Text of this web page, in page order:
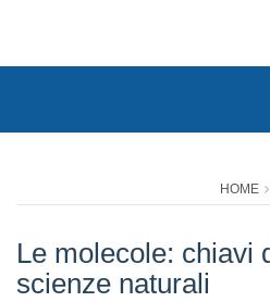
HOME
Le molecole: chiavi
scienze naturali